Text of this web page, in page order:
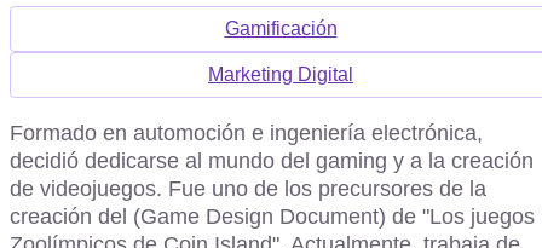
Gamificación
Marketing Digital
Formado en automoción e ingeniería electrónica,
decidió dedicarse al mundo del gaming y a la creación
de videojuegos. Fue uno de los precursores de la
creación del (Game Design Document) de "Los juegos